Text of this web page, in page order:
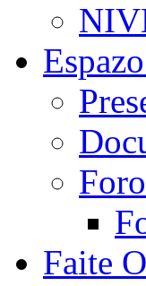
Foro
Faite